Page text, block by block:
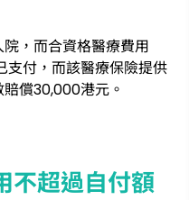
，而合資格醫療費用
付，而該醫療保險提供
賠償30,000港元。
不超過自付額